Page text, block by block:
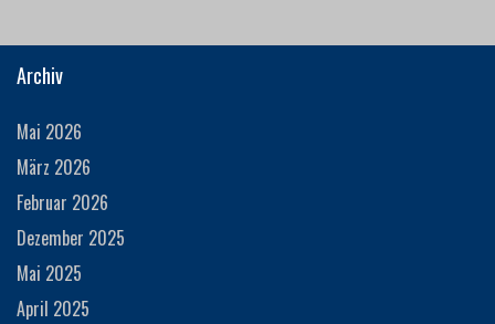
Archiv
Mai 2026
März 2026
Februar 2026
Dezember 2025
Mai 2025
April 2025